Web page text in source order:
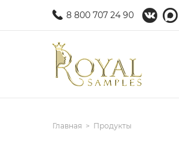
8 800 707 24 90
Главная Продукты